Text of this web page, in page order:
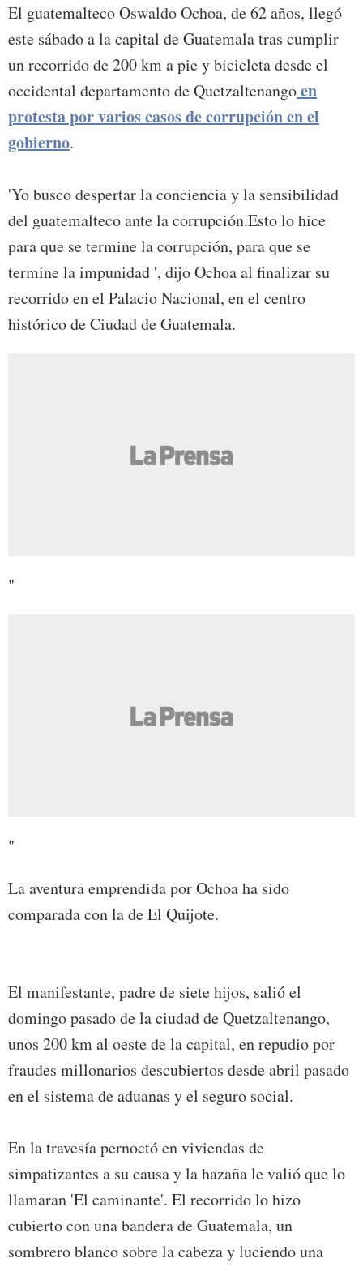
El guatemalteco Oswaldo Ochoa, de 62 años, llegó
este sábado a la capital de Guatemala tras cumplir
un recorrido de 200 km a pie y bicicleta desde el
occidental departamento de Quetzaltenangoen
protesta por varios casos de corrupción en el
gobierno.
'Yo busco despertar la conciencia y la sensibilidad
del guatemalteco ante la corrupción.Esto lo hice
para que se termine la corrupción, para que se
termine la impunidad ', dijo Ochoa al finalizar su
recorrido en el Palacio Nacional, en el centro
histórico de Ciudad de Guatemala.
"
"
La aventura emprendida por Ochoa ha sido
comparada con la de El Quijote.
El manifestante, padre de siete hijos, salió el
domingo pasado de la ciudad de Quetzaltenango,
unos 200 km al oeste de la capital, en repudio por
fraudes millonarios descubiertos desde abril pasado
en el sistema de aduanas y el seguro social.
En la travesía pernoctó en viviendas de
simpatizantes a su causa y la hazaña le valió que lo
llamaran 'El caminante'. El recorrido lo hizo
cubierto con una bandera de Guatemala, un
sombrero blanco sobre la cabeza y luciendo una